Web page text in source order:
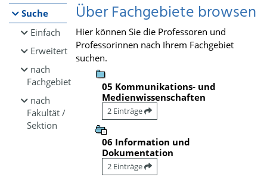
Suche
Einfach
Erweitert
nach
Fachgebiet
nach
Fakultät /
Sektion
Über Fachgebiete browsen
Hier können Sie die Professoren und
Professorinnen nach Ihrem Fachgebiet
suchen.
05 Kommunikations- und
Medienwissenschaften
2 Einträge
06 Information und
Dokumentation
2 Einträge